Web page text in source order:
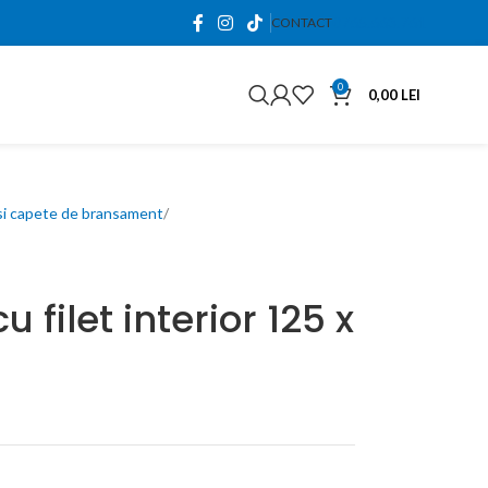
CONTACT0765.663.761
0 0,00 LEI
capete de bransament
filet interior 125 x